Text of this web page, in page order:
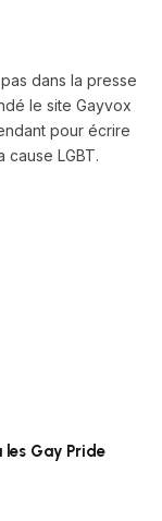
dans la presse
le site Gayvox
pour écrire
LGBT.
les Gay Pride